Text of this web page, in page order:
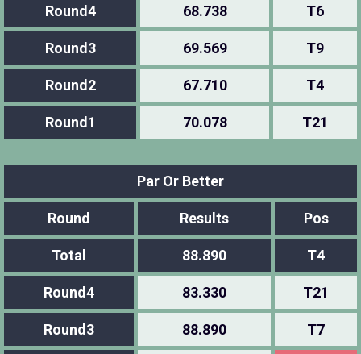
Round4 68.738 T6
Round3 69.569 T9
Round2 67.710 T4
Round1 70.078 T21
Par Or Better
Round Results Pos
Total 88.890 T4
Round4 83.330 T21
Round3 88.890 T7